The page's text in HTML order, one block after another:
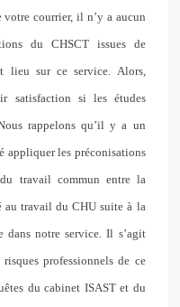
courrier, il n’y a aucun
du CHSCT issues de
lieu sur ce service. Alors,
satisfaction si les études
rappelons qu’il y a un
appliquer les préconisations
travail commun entre la
au travail du CHU suite à la
notre service. Il s’agit
professionnels de ce
du cabinet ISAST et du